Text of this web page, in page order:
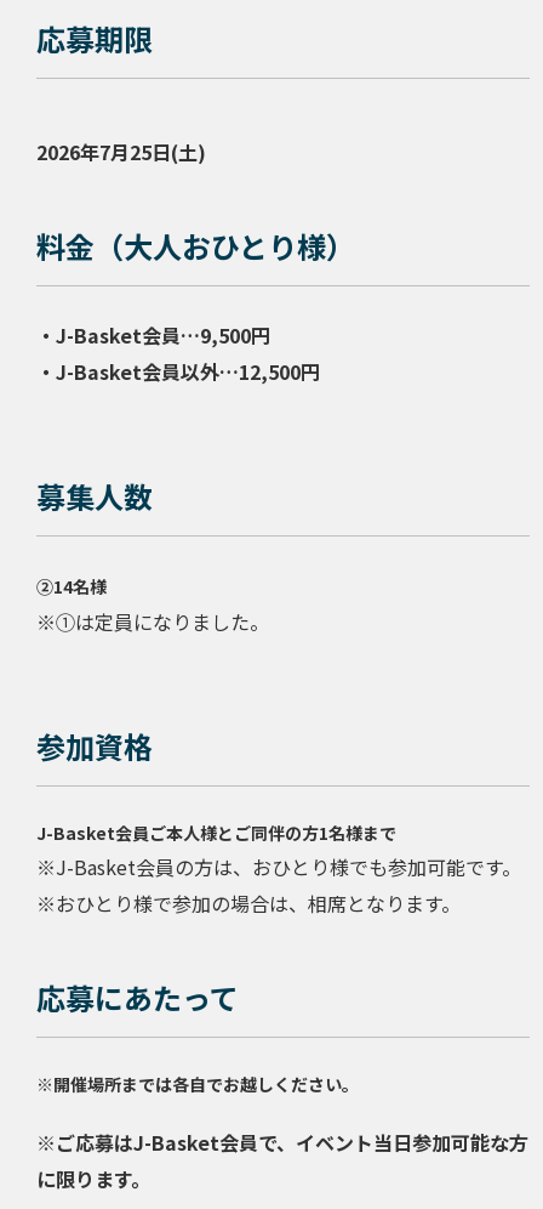
応募期限
2026年7月25日(土)
料金（大人おひとり様）
・J-Basket会員…9,500円
・J-Basket会員以外…12,500円
募集人数
②14名様
※①は定員になりました。
参加資格
J-Basket会員ご本人様とご同伴の方1名様まで
※J-Basket会員の方は、おひとり様でも参加可能です。
※おひとり様で参加の場合は、相席となります。
応募にあたって
※開催場所までは各自でお越しください。
※ご応募はJ-Basket会員で、イベント当日参加可能な方
に限ります。